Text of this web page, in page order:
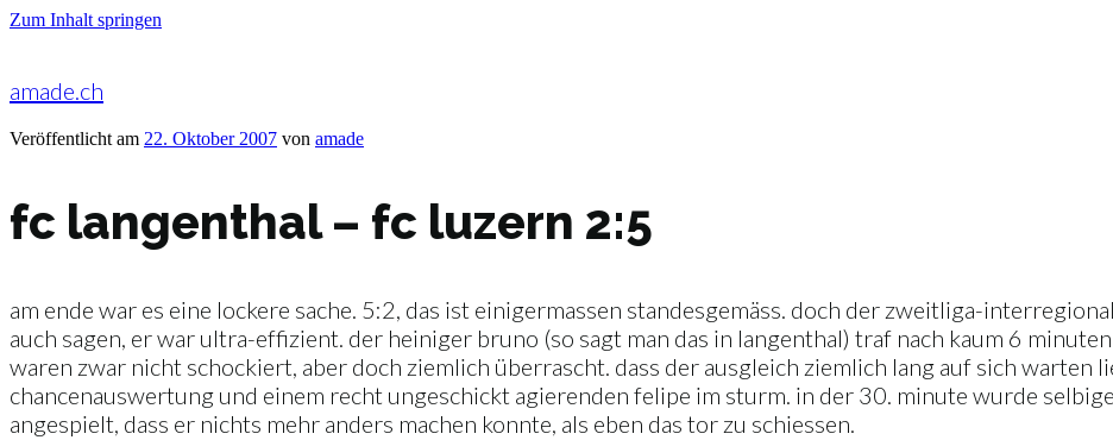
Zum Inhalt springen
amade.ch
Veröffentlicht am 22. Oktober 2007 von amade
fc langenthal – fc luzern 2:5
am ende war es eine lockere sache. 5:2, das ist einigermassen standesgemäss. doch der zweitliga-
auch sagen, er war ultra-effizient. der heiniger bruno (so sagt man das in langenthal) traf nach kaum 6
waren zwar nicht schockiert, aber doch ziemlich überrascht. dass der ausgleich ziemlich lang auf sich warten
chancenauswertung und einem recht ungeschickt agierenden felipe im sturm. in der 30. minute wurde
angespielt, dass er nichts mehr anders machen konnte, als eben das tor zu schiessen.